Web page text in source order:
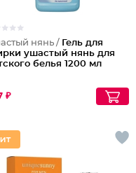
нянь / Гель для
ушастый нянь для
белья 1200 мл
₽